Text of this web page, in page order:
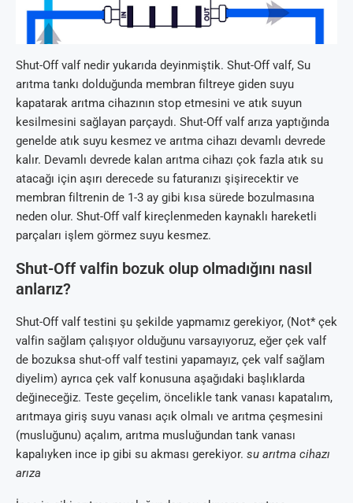
Shut-Off valf nedir yukarıda deyinmiştik. Shut-Off valf, Su
arıtma tankı dolduğunda membran filtreye giden suyu
kapatarak arıtma cihazının stop etmesini ve atık suyun
kesilmesini sağlayan parçaydı. Shut-Off valf arıza yaptığında
genelde atık suyu kesmez ve arıtma cihazı devamlı devrede
kalır. Devamlı devrede kalan arıtma cihazı çok fazla atık su
atacağı için aşırı derecede su faturanızı şişirecektir ve
membran filtrenin de 1-3 ay gibi kısa sürede bozulmasına
neden olur. Shut-Off valf kireçlenmeden kaynaklı hareketli
parçaları işlem görmez suyu kesmez.
Shut-Off valfin bozuk olup olmadığını nasıl
anlarız?
Shut-Off valf testini şu şekilde yapmamız gerekiyor, (Not* çek
valfin sağlam çalışıyor olduğunu varsayıyoruz, eğer çek valf
de bozuksa shut-off valf testini yapamayız, çek valf sağlam
diyelim) ayrıca çek valf konusuna aşağıdaki başlıklarda
değineceğiz. Teste geçelim, öncelikle tank vanası kapatalım,
arıtmaya giriş suyu vanası açık olmalı ve arıtma çeşmesini
(musluğunu) açalım, arıtma musluğundan tank vanası
kapalıyken ince ip gibi su akması gerekiyor. su arıtma cihazı
arıza